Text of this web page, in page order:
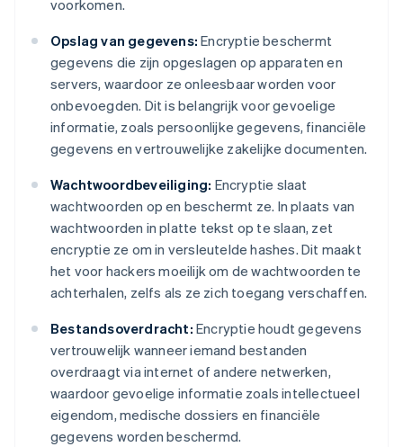
voorkomen.
Opslag van gegevens: Encryptie beschermt
gegevens die zijn opgeslagen op apparaten en
servers, waardoor ze onleesbaar worden voor
onbevoegden. Dit is belangrijk voor gevoelige
informatie, zoals persoonlijke gegevens, financiële
gegevens en vertrouwelijke zakelijke documenten.
Wachtwoordbeveiliging: Encryptie slaat
wachtwoorden op en beschermt ze. In plaats van
wachtwoorden in platte tekst op te slaan, zet
encryptie ze om in versleutelde hashes. Dit maakt
het voor hackers moeilijk om de wachtwoorden te
achterhalen, zelfs als ze zich toegang verschaffen.
Bestandsoverdracht: Encryptie houdt gegevens
vertrouwelijk wanneer iemand bestanden
overdraagt via internet of andere netwerken,
waardoor gevoelige informatie zoals intellectueel
eigendom, medische dossiers en financiële
gegevens worden beschermd.